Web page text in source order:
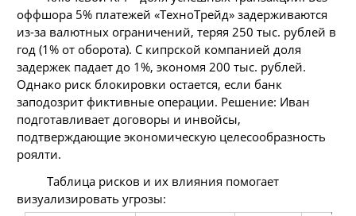
оффшора 5% платежей «ТехноТрейд» задерживаются
из-за валютных ограничений, теряя 250 тыс. рублей в
год (1% от оборота). С кипрской компанией доля
задержек падает до 1%, экономя 200 тыс. рублей.
Однако риск блокировки остается, если банк
заподозрит фиктивные операции. Решение: Иван
подготавливает договоры и инвойсы,
подтверждающие экономическую целесообразность
роялти.
Таблица рисков и их влияния помогает
визуализировать угрозы: